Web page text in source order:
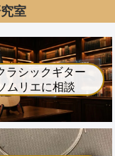
室
ラシックギター
ムリエに相談